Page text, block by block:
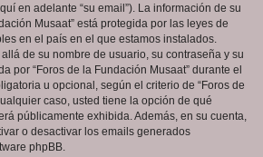
en adelante “su email”). La información de su
Musaat” está protegida por las leyes de
en el país en el que estamos instalados.
de su nombre de usuario, su contraseña y su
por “Foros de la Fundación Musaat” durante el
u opcional, según el criterio de “Foros de
caso, usted tiene la opción de qué
públicamente exhibida. Además, en su cuenta,
o desactivar los emails generados
phpBB.